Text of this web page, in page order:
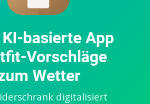
basierte App
Vorschläge
Wetter
digitalisiert